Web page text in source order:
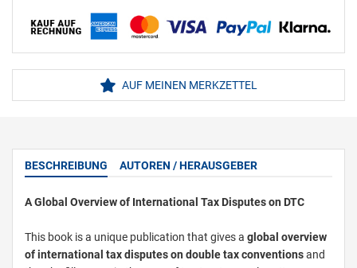
AUF MEINEN MERKZETTEL
BESCHREIBUNG AUTOREN / HERAUSGEBER
A Global Overview of International Tax Disputes on DTC
This book is a unique publication that gives a global overview
of international tax disputes on double tax conventionsand